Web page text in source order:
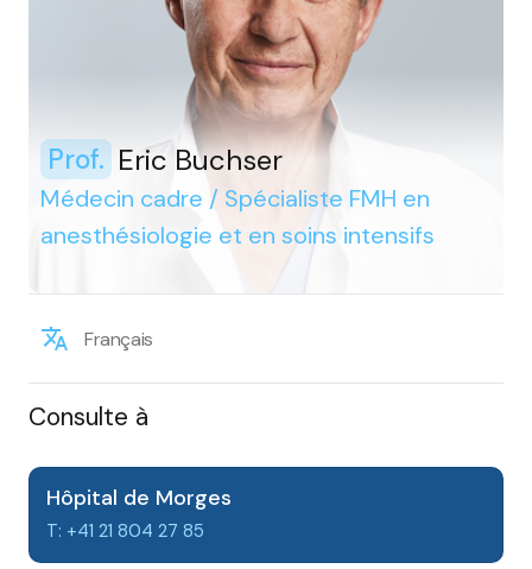
Prof. Eric Buchser
Médecin cadre / Spécialiste FMH en
anesthésiologie et en soins intensifs
Français
Consulte à
Hôpital de Morges
T: +41 21 804 27 85